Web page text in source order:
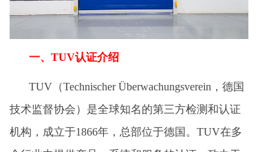
一、TUV认证介绍
TUV（Technischer Überwachungsverein，德国
技术监督协会）是全球知名的第三方检测和认证
机构，成立于1866年，总部位于德国。TUV在多